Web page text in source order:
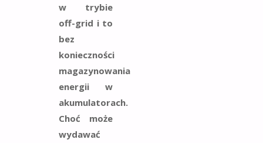
w trybie
off-grid i to
bez
konieczności
magazynowania
energii w
akumulatorach.
Choć może
wydawać